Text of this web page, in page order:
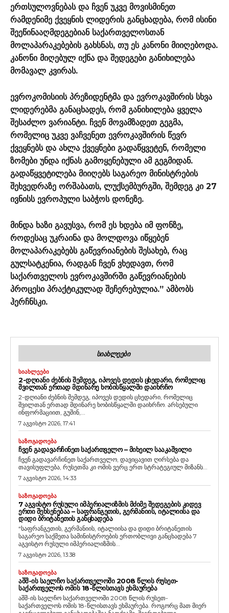
ერთსულოვნებას და ჩვენ უკვე მოვისმინეთ
რამდენიმე ქვეყნის ლიდერის განცხადება, რომ ისინი
შეეწინააღმდეგებიან საქართველოსთან
მოლაპარაკებების გახსნას, თუ ეს კანონი მიიღებოდა.
კანონი მიღებულ იქნა და შედეგები განიხილება
მომავალ კვირას.
ევროკომისიის პრეზიდენტმა და ევროკავშირის სხვა
ლიდერებმა განაცხადეს, რომ განიხილება ყველა
შესაძლო ვარიანტი. ჩვენ მოვამზადეთ გეგმა,
რომელიც უკვე ვაჩვენეთ ევროკავშირის წევრ
ქვეყნებს და ახლა ქვეყნები გადაწყვეტენ, რომელი
ზომები უნდა იქნას გამოყენებული ამ გეგმიდან.
გადაწყვეტილება მიიღებს საგარეო მინისტრების
შეხვედრაზე ორშაბათს, ლუქსემბურგში, შემდეგ კი 27
ივნისს ევროპული საბჭოს დონეზე.
მინდა ხაზი გავუსვა, რომ ეს ხდება იმ ფონზე,
როდესაც უკრაინა და მოლდოვა იწყებენ
მოლაპარაკებებს გაწევრიანების შესახებ, რაც
გულსატკენია, რადგან ჩვენ ვხედავთ, რომ
საქართველოს ევროკავშირში გაწევრიანების
პროცესი პრაქტიკულად შეჩერებულია.” ამბობს
ჰერჩნსკი.
ᲡᲘᲐᲮᲚᲔᲔᲑᲘ
ᲡᲘᲐᲮᲚᲔᲔᲑᲘ
2-ᲓᲦᲘᲐᲜᲘ ᲫᲔᲑᲜᲘᲡ ᲨᲔᲛᲓᲔᲒ, ᲘᲞᲝᲕᲔᲡ ᲓᲔᲓᲘᲡ ᲪᲮᲔᲓᲐᲠᲘ, ᲠᲝᲛᲔᲚᲘᲪ
ᲨᲕᲘᲚᲗᲐᲜ ᲔᲠᲗᲐᲓ ᲛᲓᲘᲜᲐᲠᲔ ᲮᲝᲑᲘᲡᲬᲧᲐᲚᲨᲘ ᲓᲐᲘᲮᲠᲩᲝ
2-დღიანი ძებნის შემდეგ, იპოვეს დედის ცხედარი, რომელიც
შვილთან ერთად მდინარე ხობისწყალში დაიხრჩო. არსებული
ინფორმაციით, გუშინ,...
7 აგვისტო 2026, 17:41
ᲡᲐᲖᲝᲒᲐᲓᲝᲔᲑᲐ
ᲩᲕᲔᲜ ᲒᲐᲓᲐᲕᲐᲠᲩᲘᲜᲔᲗ ᲡᲐᲥᲐᲠᲗᲕᲔᲚᲝ – ᲛᲘᲮᲔᲘᲚ ᲡᲐᲐᲙᲐᲨᲕᲘᲚᲘ
ჩვენ გადავარჩინეთ საქართველო, დავიცავით ღირსება და
თავისუფლება, რუსეთმა კი ომის ვერც ერთ სტრატეგიულ მიზანს...
7 აგვისტო 2026, 14:33
ᲡᲐᲖᲝᲒᲐᲓᲝᲔᲑᲐ
7 ᲐᲒᲕᲘᲡᲢᲝ ᲠᲣᲡᲣᲚᲘ ᲘᲛᲞᲔᲠᲘᲐᲚᲘᲖᲛᲘᲡ ᲛᲫᲘᲛᲔ ᲨᲔᲓᲔᲒᲔᲑᲘᲡ ᲙᲘᲓᲔᲕ
ᲔᲠᲗᲘ ᲨᲔᲮᲡᲔᲜᲔᲑᲐᲐ – ᲡᲐᲤᲠᲐᲜᲒᲔᲗᲘᲡ, ᲒᲔᲠᲛᲐᲜᲘᲘᲡ, ᲘᲢᲐᲚᲘᲘᲡᲐ ᲓᲐ
ᲓᲘᲓᲘ ᲑᲠᲘᲢᲐᲜᲔᲗᲘᲡ ᲒᲐᲜᲪᲮᲐᲓᲔᲑᲐ
“საფრანგეთის, გერმანიის, იტალიისა და დიდი ბრიტანეთის
საგარეო საქმეთა სამინისტროების ერთობლივი განცხადება 7
აგვისტო რუსული იმპერიალიზმის...
7 აგვისტო 2026, 13:38
ᲡᲐᲖᲝᲒᲐᲓᲝᲔᲑᲐ
ᲐᲨᲨ-ᲘᲡ ᲡᲐᲔᲚᲩᲝ ᲡᲐᲥᲐᲠᲗᲕᲔᲚᲝᲨᲘ 2008 ᲬᲚᲘᲡ ᲠᲣᲡᲔᲗ-
ᲡᲐᲥᲐᲠᲗᲕᲔᲚᲝᲡ ᲝᲛᲘᲡ 18-ᲬᲚᲘᲡᲗᲐᲕᲡ ᲔᲮᲛᲐᲣᲠᲔᲑᲐ
აშშ-ის საელჩო საქართველოში 2008 წლის რუსეთ-
საქართველოს ომის 18-წლისთავს ეხმაურება. როგორც მათ მიერ